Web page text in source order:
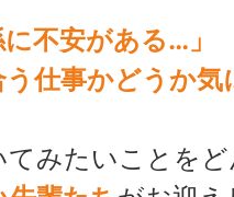
に不安がある…」
う仕事かどうか気
てみたいことを